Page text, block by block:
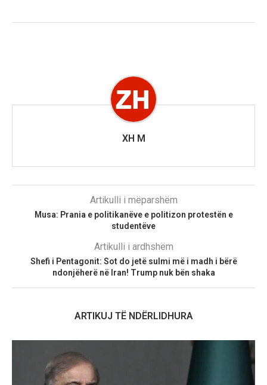
XH M
Artikulli i mëparshëm
Musa: Prania e politikanëve e politizon protestën e
studentëve
Artikulli i ardhshëm
Shefi i Pentagonit: Sot do jetë sulmi më i madh i bërë
ndonjëherë në Iran! Trump nuk bën shaka
ARTIKUJ TË NDËRLIDHURA